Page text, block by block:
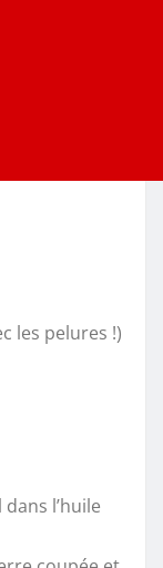
les pelures !)
l’huile